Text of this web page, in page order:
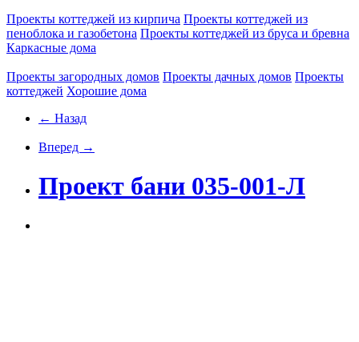
Проекты коттеджей из кирпича Проекты коттеджей из
пеноблока и газобетона Проекты коттеджей из бруса и бревна
Каркасные дома
Проекты загородных домов Проекты дачных домов Проекты
коттеджей Хорошие дома
← Назад
Вперед →
Проект бани 035-001-Л